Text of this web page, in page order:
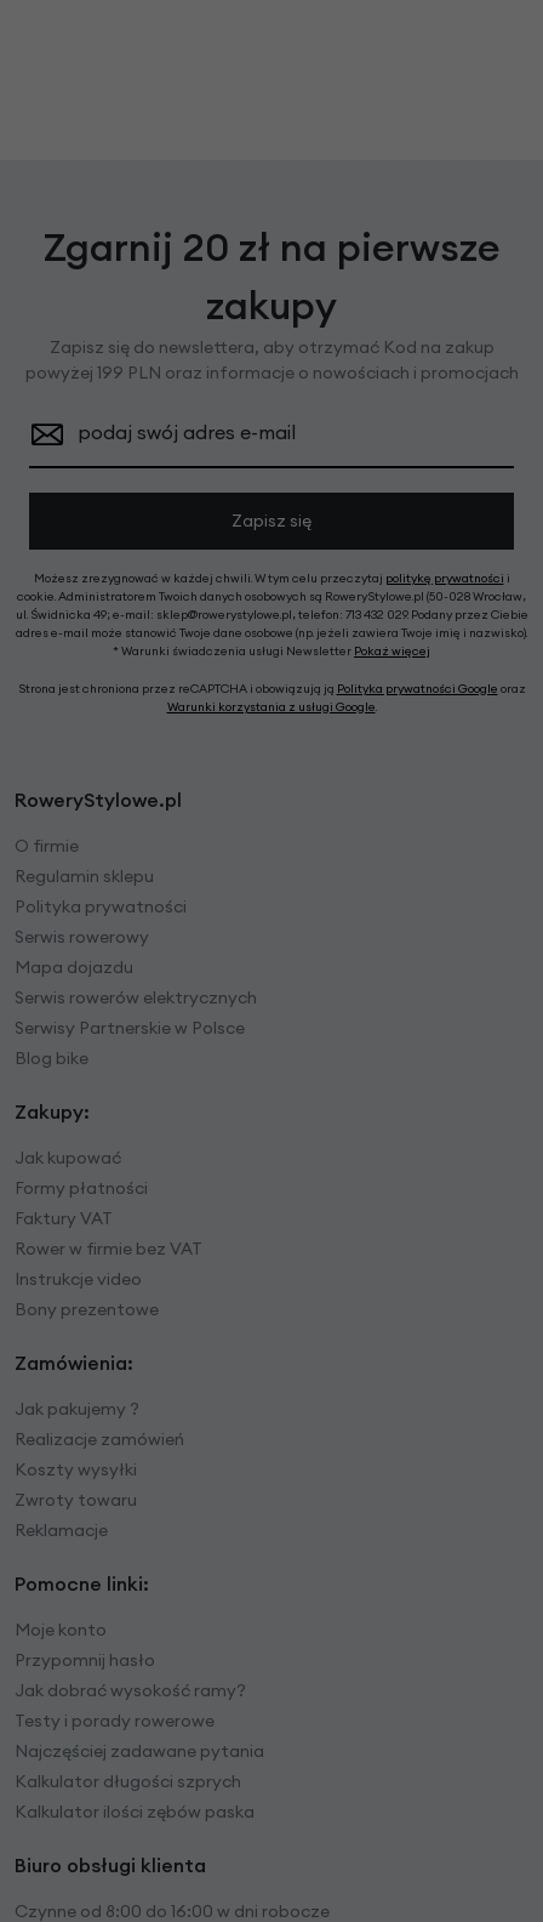
Zgarnij 20 zł na pierwsze
zakupy
Zapisz się do newslettera, aby otrzymać Kod na zakup
powyżej 199 PLN oraz informacje o nowościach i promocjach
podaj swój adres e-mail
Zapisz się
Możesz zrezygnować w każdej chwili. W tym celu przeczytaj politykę prywatności i
cookie. Administratorem Twoich danych osobowych są RoweryStylowe.pl (50-028 Wrocław,
ul. Świdnicka 49; e-mail: sklep@rowerystylowe.pl, telefon: 713 432 029. Podany przez Ciebie
adres e-mail może stanowić Twoje dane osobowe (np. jeżeli zawiera Twoje imię i nazwisko).
* Warunki świadczenia usługi Newsletter Pokaż więcej
Strona jest chroniona przez reCAPTCHA i obowiązują ją Polityka prywatności Google oraz
Warunki korzystania z usługi Google.
RoweryStylowe.pl
O firmie
Regulamin sklepu
Polityka prywatności
Serwis rowerowy
Mapa dojazdu
Serwis rowerów elektrycznych
Serwisy Partnerskie w Polsce
Blog bike
Zakupy:
Jak kupować
Formy płatności
Faktury VAT
Rower w firmie bez VAT
Instrukcje video
Bony prezentowe
Zamówienia:
Jak pakujemy ?
Realizacje zamówień
Koszty wysyłki
Zwroty towaru
Reklamacje
Pomocne linki:
Moje konto
Przypomnij hasło
Jak dobrać wysokość ramy?
Testy i porady rowerowe
Najczęściej zadawane pytania
Kalkulator długości szprych
Kalkulator ilości zębów paska
Biuro obsługi klienta
Czynne od 8:00 do 16:00 w dni robocze